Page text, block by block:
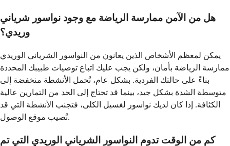
هل من الآمن ممارسة الرياضة مع وجود نواسور شرياني
وريدي؟
يمكن لمعظم الأشخاص الذين يعانون من النواسور الشرياني الوريدي
ممارسة الرياضة بأمان، ولكن يجب عليك اتباع توصيات طبيبك المحددة
بناءً على حالتك الفردية. بشكل عام، تُحمل الأنشطة منخفضة إلى
متوسطة الشدة بشكل جيد، بينما قد تحتاج إلى الحد من التمارين عالية
الكثافة. إذا كان لديك نواسور لغسيل الكلى، فتجنب الأنشطة التي قد
تُصيب موقع الوصول.
كم من الوقت تدوم النواسور الشرياني الوريدي التي تم